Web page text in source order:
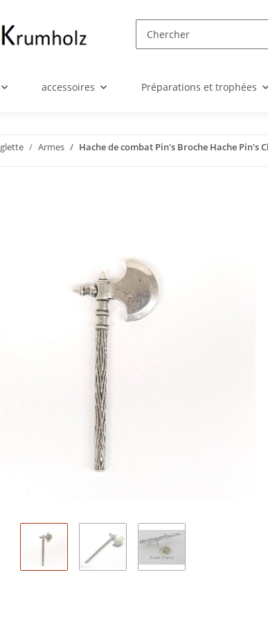
accessoires Préparations et trophées
Armes Hache de combat Pin's Broche Hache